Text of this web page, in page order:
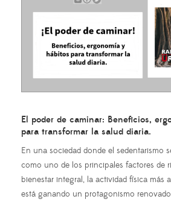
El poder de caminar: Beneficios,
para transformar la salud diaria.
En una sociedad donde el sedentarismo
como uno de los principales factores de
bienestar integral, la actividad física más
está ganando un protagonismo